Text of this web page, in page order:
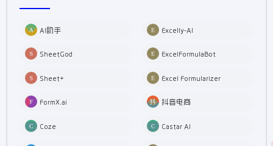
AI助手 Excelly-AI
SheetGod ExcelFormulaBot
Sheet+ Excel Formularizer
FormX.ai 抖音电商
Coze Castar AI